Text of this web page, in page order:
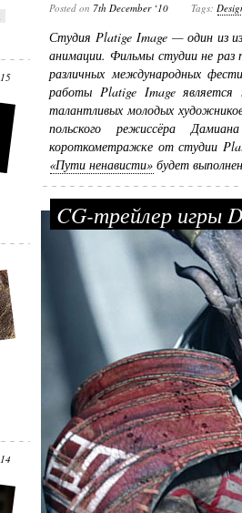
Posted on 7th December ‘10 Tags:
Студия Platige Image — один из
анимации. Фильмы студии не раз
различных международных
работы Platige Image является
талантливых молодых
польского режиссёра
короткометражке от студии
«Пути ненависти» будет
CG-трейлер игры